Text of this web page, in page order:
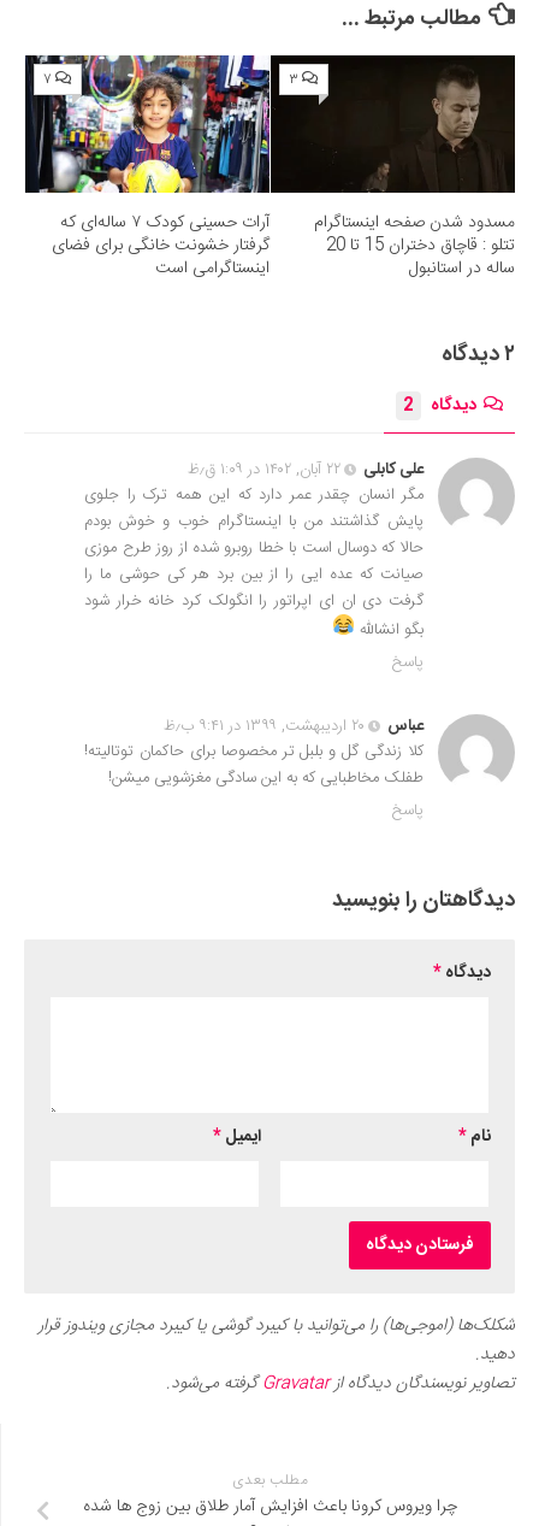
مطالب مرتبط ...
۳
مسدود شدن صفحه اینستاگرام
تتلو : قاچاق دختران 15 تا 20
ساله در استانبول
۷
آرات حسینی کودک ۷ ساله‌ای که
گرفتار خشونت خانگی برای فضای
اینستاگرامی است
۲ دیدگاه
دیدگاه 2
علی کابلی
۲۲ آبان, ۱۴۰۲ در ۱:۰۹ ق٫ظ
مگر انسان چقدر عمر دارد که این همه ترک را جلوی
پایش گذاشتند من با اینستاگرام خوب و خوش بودم
حالا که دوسال است با خطا روبرو شده از روز طرح موزی
صیانت که عده ایی را از بین برد هر کی حوشی ما را
گرفت دی ان ای اپراتور را انگولک کرد خانه خرار شود
بگو انشالله
پاسخ
عباس
۲۰ اردیبهشت, ۱۳۹۹ در ۹:۴۱ ب٫ظ
کلا زندگی گل و بلبل تر مخصوصا برای حاکمان توتالیته!
طفلک مخاطبایی که به این سادگی مغزشویی میشن!
پاسخ
دیدگاهتان را بنویسید
دیدگاه*
نام* ایمیل*
شکلک‌ها (اموجی‌ها) را می‌توانید با کیبرد گوشی یا کیبرد مجازی ویندوز قرار
دهید.
تصاویر نویسندگان دیدگاه ازGravatarگرفته می‌شود.
مطلب بعدی
چرا ویروس کرونا باعث افزایش آمار طلاق بین زوج ها شده